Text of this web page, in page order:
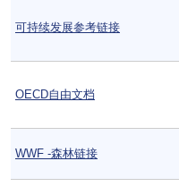
可持续发展参考链接
OECD自由文档
WWF -森林链接